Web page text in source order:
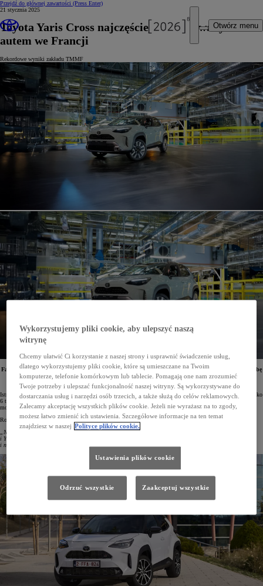
Przejdź do głównej zawartości (Press Enter)
Otwórz menu
21 stycznia 2025
Toyota Yaris Cross najczęściej produkowanym
autem we Francji
Rekordowe wyniki zakładu TMMF
Fabryka Toyota Motor Manufacturing France (TMMF) wyprodukowała w 2024 roku rekordową liczbę
pojazdów – 279 613. W zakładzie w Valenciennes powstają takie modele, jak Yaris i Yaris Cross.
W minionym roku miejski crossover Toyoty był najczęściej wytwarzanym samochodem we Francji.
Istniejący od 2001 roku zakład Toyoty w północnej Francji pobił swój ubiegłoroczny rekord produkcji o blisko
6 tys. egzemplarzy. 279 613 wyprodukowanych pojazdów pozwoliło utrzymać status największej fabryki
motoryzacyjnej we Francji (wg danych Inovev).
Rodolphe Delaunay, prezes Toyota Manufacturing France, tak to podsumował:
„Nowy rekord produkcji to efekt stale rosnącego zainteresowania klientów naszymi samochodami. Yaris
i Yaris Cross doskonale radzą sobie na bardzo konkurencyjnym rynku za sprawą swojej wysokiej jakości
i niezawodności. Obecnie wszystkie produkowane u nas pojazdy mają napęd hybrydowy”.
Wykorzystujemy pliki cookie, aby ulepszyć naszą
witrynę
Chcemy ułatwić Ci korzystanie z naszej strony i usprawnić świadczenie usług,
dlatego wykorzystujemy pliki cookie, które są umieszczane na Twoim
komputerze, telefonie komórkowym lub tablecie. Pomagają one nam zrozumieć
Twoje potrzeby i ulepszać funkcjonalność naszej witryny. Są wykorzystywane do
dostarczania usług i narzędzi osób trzecich, a także służą do celów reklamowych.
Zalecamy akceptację wszystkich plików cookie. Jeżeli nie wyrażasz na to zgody,
możesz łatwo zmienić ich ustawienia. Szczegółowe informacje na ten temat
znajdziesz w naszej Polityce plików cookie.
Ustawienia plików cookie
Odrzuć wszystkie Zaakceptuj wszystkie